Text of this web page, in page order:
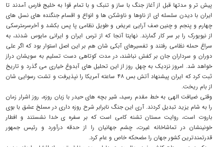
پیش تر و مدتها قبل از آغاز جنگ با ساز و تنبک و با تمام قوا به خلیج فارس آمدند تا
ایران با دیدن سلسله ای از ناوها و ناوشکن ها و انواع و اقسام جنگنده های نسل های
چهارم و پنجم و چنین صف آرایی عریض و طویل نظامی پا پس بکشد و آخرسرمترسکی
از نیویورک را بر سر کار گمارند. نهایتا آنجا که از ترس ایران و ایرانی مایوس شدند، به
سراغ حمله نظامی رفتند و تفسیرهای آبکی شان هم بر این اصل استوار بود که اگر علی
دوران و سرداران جان بر کفش نباشند، در مدت کوتاهی دست تسلیم به سویشان دراز
خواهد شد. امروز نزدیک به چهل روز از این تحلیل های آبدوغ خیاری می گذرد و تاریخ
ثبت کرد که ایران پیشنهاد آتش بس ۴۸ ساعته آمریکا را نپذیرفت و تشت رسوایی شان
از بام ریخت.
وقتی ضیافت الهی به خط مقدم رسید، شیر بچه های حیدر با زبان روزه، روز اشرار زمان
را به شام یزید تبدیل کردند. آری این جنگ نابرابر شرح روزه داری در مسلخ عشق با بوی
باروت است، روایت مستان تشنه کامی است که بر سفره ی خدا نشستند و افطار
خونینشان در تماشاخانه غیرت، چشم جهانیان را از حدقه درآورد و رئیس جمهور
قدرتمندترین کشور جهان را مضحکه خاص و عام کرد.